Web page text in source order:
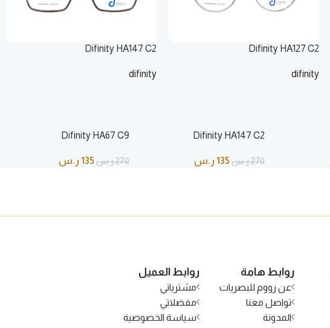
Difinity HA127 C2
difinity
Difinity HA147 C2
difinity
Difinity HA147 C2
270ر.س135 ر.س
Difinity HA67 C9
270ر.س135 ر.س
روابط هامة
عن زووم للبصريات
تواصل معنا
المدونة
روابط العميل
مشترياتي
مفضلاتي
سياسة الخصوصية